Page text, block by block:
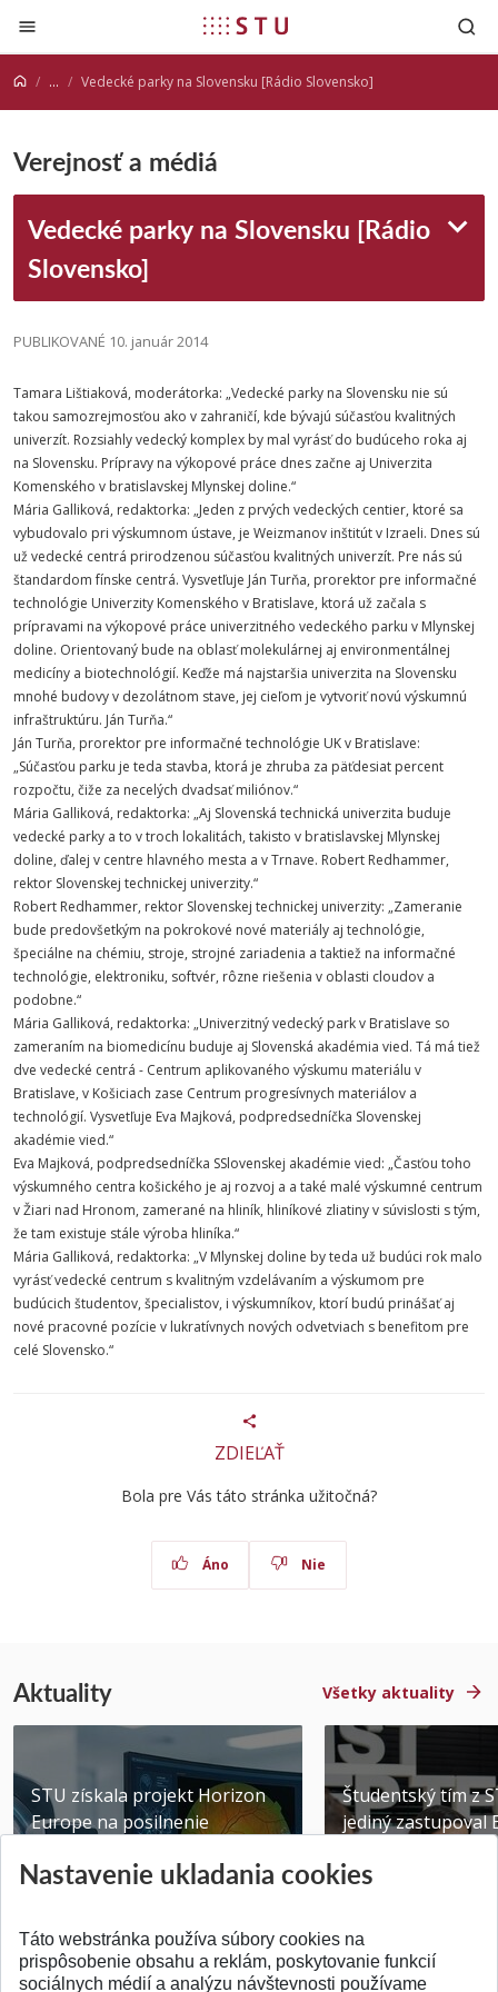
Prejsť na obsah
... Vedecké parky na Slovensku [Rádio Slovensko]
Verejnosť a médiá
Vedecké parky na Slovensku [Rádio
Slovensko]
PUBLIKOVANÉ 10. január 2014
Tamara Lištiaková, moderátorka: „Vedecké parky na Slovensku nie sú
takou samozrejmosťou ako v zahraničí, kde bývajú súčasťou kvalitných
univerzít. Rozsiahly vedecký komplex by mal vyrásť do budúceho roka aj
na Slovensku. Prípravy na výkopové práce dnes začne aj Univerzita
Komenského v bratislavskej Mlynskej doline.“
Mária Galliková, redaktorka: „Jeden z prvých vedeckých centier, ktoré sa
vybudovalo pri výskumnom ústave, je Weizmanov inštitút v Izraeli. Dnes sú
už vedecké centrá prirodzenou súčasťou kvalitných univerzít. Pre nás sú
štandardom fínske centrá. Vysvetľuje Ján Turňa, prorektor pre informačné
technológie Univerzity Komenského v Bratislave, ktorá už začala s
prípravami na výkopové práce univerzitného vedeckého parku v Mlynskej
doline. Orientovaný bude na oblasť molekulárnej aj environmentálnej
medicíny a biotechnológií. Keďže má najstaršia univerzita na Slovensku
mnohé budovy v dezolátnom stave, jej cieľom je vytvoriť novú výskumnú
infraštruktúru. Ján Turňa.“
Ján Turňa, prorektor pre informačné technológie UK v Bratislave:
„Súčasťou parku je teda stavba, ktorá je zhruba za päťdesiat percent
rozpočtu, čiže za necelých dvadsať miliónov.“
Mária Galliková, redaktorka: „Aj Slovenská technická univerzita buduje
vedecké parky a to v troch lokalitách, takisto v bratislavskej Mlynskej
doline, ďalej v centre hlavného mesta a v Trnave. Robert Redhammer,
rektor Slovenskej technickej univerzity.“
Robert Redhammer, rektor Slovenskej technickej univerzity: „Zameranie
bude predovšetkým na pokrokové nové materiály aj technológie,
špeciálne na chémiu, stroje, strojné zariadenia a taktiež na informačné
technológie, elektroniku, softvér, rôzne riešenia v oblasti cloudov a
podobne.“
Mária Galliková, redaktorka: „Univerzitný vedecký park v Bratislave so
zameraním na biomedicínu buduje aj Slovenská akadémia vied. Tá má tiež
dve vedecké centrá - Centrum aplikovaného výskumu materiálu v
Bratislave, v Košiciach zase Centrum progresívnych materiálov a
technológií. Vysvetľuje Eva Majková, podpredsedníčka Slovenskej
akadémie vied.“
Eva Majková, podpredsedníčka SSlovenskej akadémie vied: „Časťou toho
výskumného centra košického je aj rozvoj a a také malé výskumné centrum
v Žiari nad Hronom, zamerané na hliník, hliníkové zliatiny v súvislosti s tým,
že tam existuje stále výroba hliníka.“
Mária Galliková, redaktorka: „V Mlynskej doline by teda už budúci rok malo
vyrásť vedecké centrum s kvalitným vzdelávaním a výskumom pre
budúcich študentov, špecialistov, i výskumníkov, ktorí budú prinášať aj
nové pracovné pozície v lukratívnych nových odvetviach s benefitom pre
celé Slovensko.“
ZDIEĽAŤ
Bola pre Vás táto stránka užitočná?
Áno Nie
Aktuality Všetky aktuality
STU získala projekt Horizon
Europe na posilnenie
Publikované 31.07.2026
Študentský tím z
jediný zastupoval
Publikované
Nastavenie ukladania cookies
Táto webstránka používa súbory cookies na
prispôsobenie obsahu a reklám, poskytovanie funkcií
sociálnych médií a analýzu návštevnosti používame